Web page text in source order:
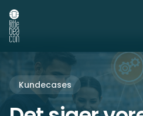
Kundecases